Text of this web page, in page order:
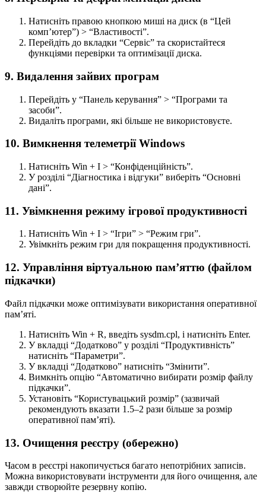
Натисніть правою кнопкою миші на диск (в “Цей
комп’ютер”) > “Властивості”.
Перейдіть до вкладки “Сервіс” та скористайтеся
функціями перевірки та оптимізації диска.
9. Видалення зайвих програм
Перейдіть у “Панель керування” > “Програми та
засоби”.
Видаліть програми, які більше не використовуєте.
10. Вимкнення телеметрії Windows
Натисніть Win + I > “Конфіденційність”.
У розділі “Діагностика і відгуки” виберіть “Основні
дані”.
11. Увімкнення режиму ігрової продуктивності
Натисніть Win + I > “Ігри” > “Режим гри”.
Увімкніть режим гри для покращення продуктивності.
12. Управління віртуальною пам’яттю (файлом
підкачки)
Файл підкачки може оптимізувати використання оперативної
пам’яті.
Натисніть Win + R, введіть sysdm.cpl, і натисніть Enter.
У вкладці “Додатково” у розділі “Продуктивність”
натисніть “Параметри”.
У вкладці “Додатково” натисніть “Змінити”.
Вимкніть опцію “Автоматично вибирати розмір файлу
підкачки”.
Установіть “Користувацький розмір” (зазвичай
рекомендують вказати 1.5–2 рази більше за розмір
оперативної пам’яті).
13. Очищення реєстру (обережно)
Часом в реєстрі накопичується багато непотрібних записів.
Можна використовувати інструменти для його очищення, але
завжди створюйте резервну копію.